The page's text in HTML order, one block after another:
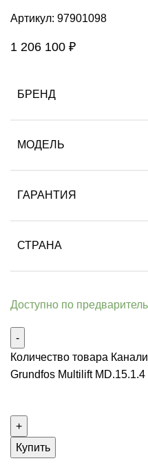
Артикул: 97901098
1 206 100 ₽
БРЕНД
МОДЕЛЬ
ГАРАНТИЯ
СТРАНА
Доступно по
Количество товара
Grundfos Multilift
Купить